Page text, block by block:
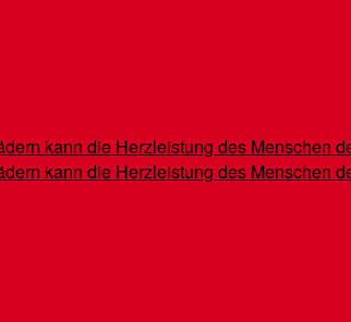
kann die Herzleistung des Menschen
kann die Herzleistung des Menschen